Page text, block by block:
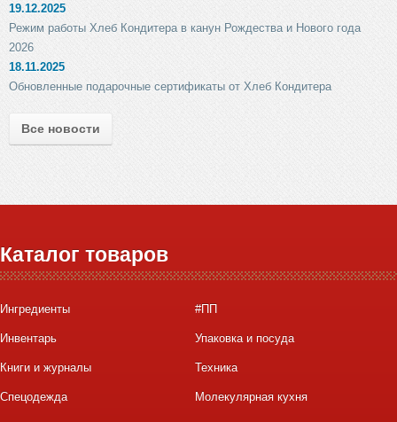
19.12.2025
Режим работы Хлеб Кондитера в канун Рождества и Нового года
2026
18.11.2025
Обновленные подарочные сертификаты от Хлеб Кондитера
Все новости
Каталог товаров
Ингредиенты #ПП
Инвентарь Упаковка и посуда
Книги и журналы Техника
Спецодежда Молекулярная кухня